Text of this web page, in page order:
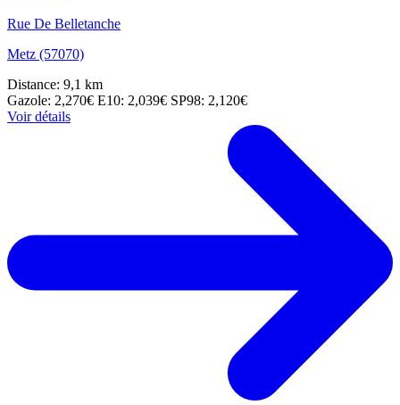
Rue De Belletanche
Metz (57070)
Distance: 9,1 km
Gazole: 2,270€ E10: 2,039€ SP98: 2,120€
Voir détails